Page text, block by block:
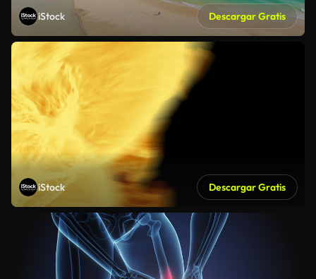
iStock Descargar Gratis
iStock Descargar Gratis